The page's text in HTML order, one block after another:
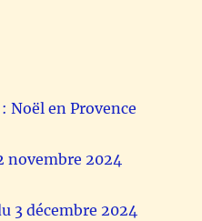
Noël en Provence
novembre 2024
3 décembre 2024